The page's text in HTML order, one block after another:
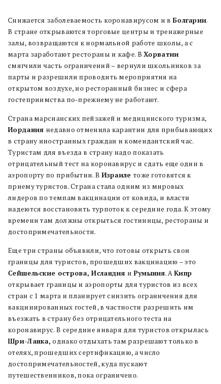
Снижается заболеваемость коронавирусом и в Болгарии.
В стране открываются торговые центры и тренажерные
залы, возвращаются к нормальной работе школы, а с
марта заработают рестораны и кафе. ВХорватии
смягчили часть ограничений – вернули школьников за
парты и разрешили проводить мероприятия на
открытом воздухе, но ресторанный бизнес и сфера
гостеприимства по-прежнему не работают.
Страна марсианских пейзажей и медицинского туризма,
Иордания недавно отменила карантин для прибывающих
в страну иностранных граждан и комендантский час.
Туристам для въезда в страну надо показать
отрицательный тест на коронавирус и сдать еще один в
аэропорту по прибытии. В Израиле тоже готовятся к
приему туристов. Страна стала одним из мировых
лидеров по темпам вакцинации от ковида, и власти
надеются восстановить турпоток к середине года. К этому
времени там должны открыться гостиницы, рестораны и
достопримечательности.
Еще три страны объявили, что готовы открыть свои
границы для туристов, прошедших вакцинацию – это
Сейшельские острова, Исландия и Румыния. АКипр
открывает границы и аэропорты для туристов из всех
стран с 1 марта и планирует снизить ограничения для
вакцинированных гостей, в частности разрешить им
въезжать в страну без отрицательного теста на
коронавирус. В середине января для туристов открылась
Шри-Ланка, однако отдыхать там разрешают только в
отелях, прошедших сертификацию, а число
достопримечательностей, куда пускают
путешественников, пока ограничено.